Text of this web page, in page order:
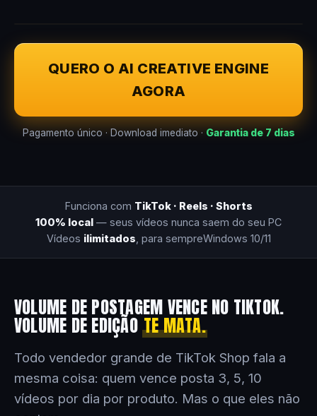
QUERO O AI CREATIVE ENGINE
AGORA
Pagamento único · Download imediato · Garantia de 7 dias
Funciona com TikTok · Reels · Shorts
100% local — seus vídeos nunca saem do seu PC
Vídeos ilimitados , para sempreWindows 10/11
VOLUME DE POSTAGEM VENCE NO TIKTOK.
VOLUME DE EDIÇÃOTE MATA.
Todo vendedor grande de TikTok Shop fala a
mesma coisa: quem vence posta 3, 5, 10
vídeos por dia por produto. Mas o que eles não